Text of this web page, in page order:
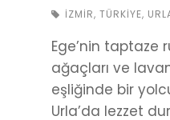
İZMIR, TÜRKIYE,
Ege’nin taptaze
ağaçları ve
eşliğinde bir
Urla’da lezzet